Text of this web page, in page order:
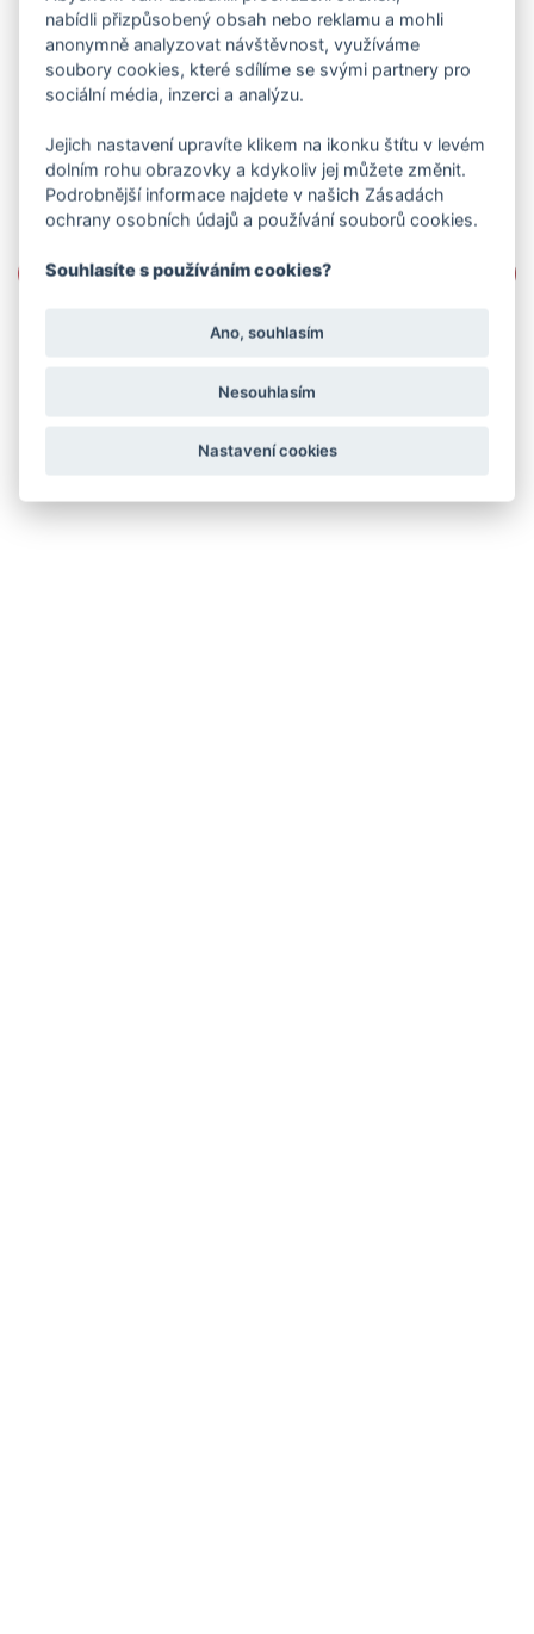
nabídli přizpůsobený obsah nebo reklamu a mohli
anonymně analyzovat návštěvnost, využíváme
soubory cookies, které sdílíme se svými partnery pro
sociální média, inzerci a analýzu.
Jejich nastavení upravíte klikem na ikonku štítu v levém
dolním rohu obrazovky a kdykoliv jej můžete změnit.
Podrobnější informace najdete v našich Zásadách
ochrany osobních údajů a používání souborů cookies.
Souhlasíte s používáním cookies?
Ano, souhlasím
Nesouhlasím
Nastavení cookies